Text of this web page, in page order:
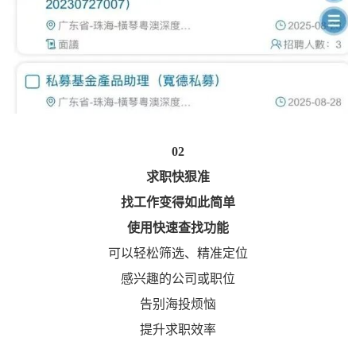
02
求职快狠准
找工作变得如此简单
使用快速查找功能
可以轻松筛选、精准定位
感兴趣的公司或职位
告别海投烦恼
提升求职效率